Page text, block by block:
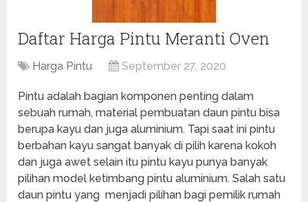
Daftar Harga Pintu Meranti Oven
Harga Pintu September 27, 2020
Pintu adalah bagian komponen penting dalam
sebuah rumah, material pembuatan daun pintu bisa
berupa kayu dan juga aluminium. Tapi saat ini pintu
berbahan kayu sangat banyak di pilih karena kokoh
dan juga awet selain itu pintu kayu punya banyak
pilihan model ketimbang pintu aluminium. Salah satu
daun pintu yang menjadi pilihan bagi pemilik rumah